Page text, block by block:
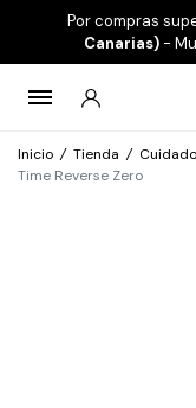
Por compras
Canarias)-
Inicio / Tienda /
Time Reverse Zero